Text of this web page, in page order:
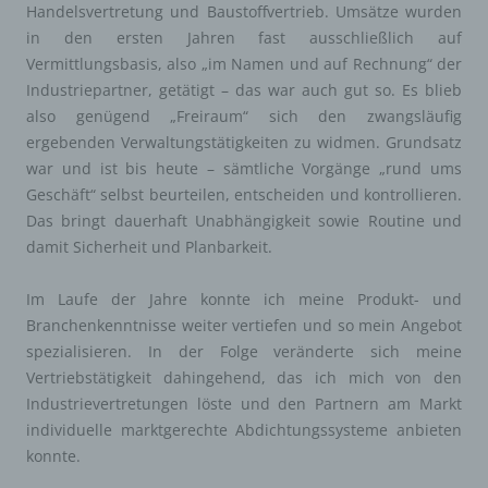
Handelsvertretung und Baustoffvertrieb. Umsätze wurden
in den ersten Jahren fast ausschließlich auf
Vermittlungsbasis, also „im Namen und auf Rechnung“ der
Industriepartner, getätigt – das war auch gut so. Es blieb
also genügend „Freiraum“ sich den zwangsläufig
ergebenden Verwaltungstätigkeiten zu widmen. Grundsatz
war und ist bis heute – sämtliche Vorgänge „rund ums
Geschäft“ selbst beurteilen, entscheiden und kontrollieren.
Das bringt dauerhaft Unabhängigkeit sowie Routine und
damit Sicherheit und Planbarkeit.
Im Laufe der Jahre konnte ich meine Produkt- und
Branchenkenntnisse weiter vertiefen und so mein Angebot
spezialisieren. In der Folge veränderte sich meine
Vertriebstätigkeit dahingehend, das ich mich von den
Industrievertretungen löste und den Partnern am Markt
individuelle marktgerechte Abdichtungssysteme anbieten
konnte.